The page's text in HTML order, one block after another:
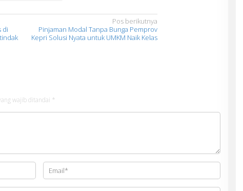
di
Pos berikutnya
Pinjaman Modal Tanpa Bunga Pemprov
Kepri Solusi Nyata untuk UMKM Naik Kelas
wajib ditandai *